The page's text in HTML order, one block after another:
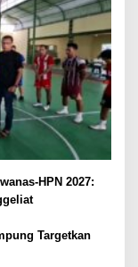
HPN 2027:
Targetkan